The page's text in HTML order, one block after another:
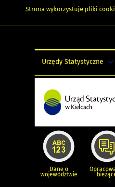
Strona wykorzystuje pliki
Urzędy Statystyczne
Dane o
województwie